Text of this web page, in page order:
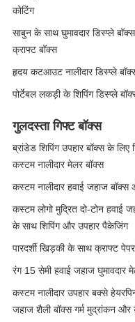
कोटिंग
साबुन के साथ घुमावदार डिस्प्ले
क्राफ्ट बॉक्स
हृदय कटआउट नालीदार डिस्प्ले
पोर्टेबल लकड़ी के शिपिंग डिस्प्ले
गुलदस्ता गिफ्ट बॉक्स
ब्रांडेड शिपिंग उपहार बॉक्स के
कस्टम नालीदार मेलर बॉक्स
कस्टम नालीदार हवाई जहाज
कस्टम लोगो मुद्रित दो-टोन हवाई
के साथ शिपिंग और उपहार पैकेजिंग
पारदर्शी खिड़की के साथ क्राफ्ट
रंग 15 सेमी हवाई जहाज घुमावदार
कस्टम नालीदार उपहार बक्से
जहाज शैली बॉक्स गर्म मुद्रांकन और